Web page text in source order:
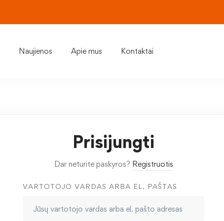
Naujienos Apie mus Kontaktai
Prisijungti
Dar neturite paskyros? Registruotis
VARTOTOJO VARDAS ARBA EL. PAŠTAS